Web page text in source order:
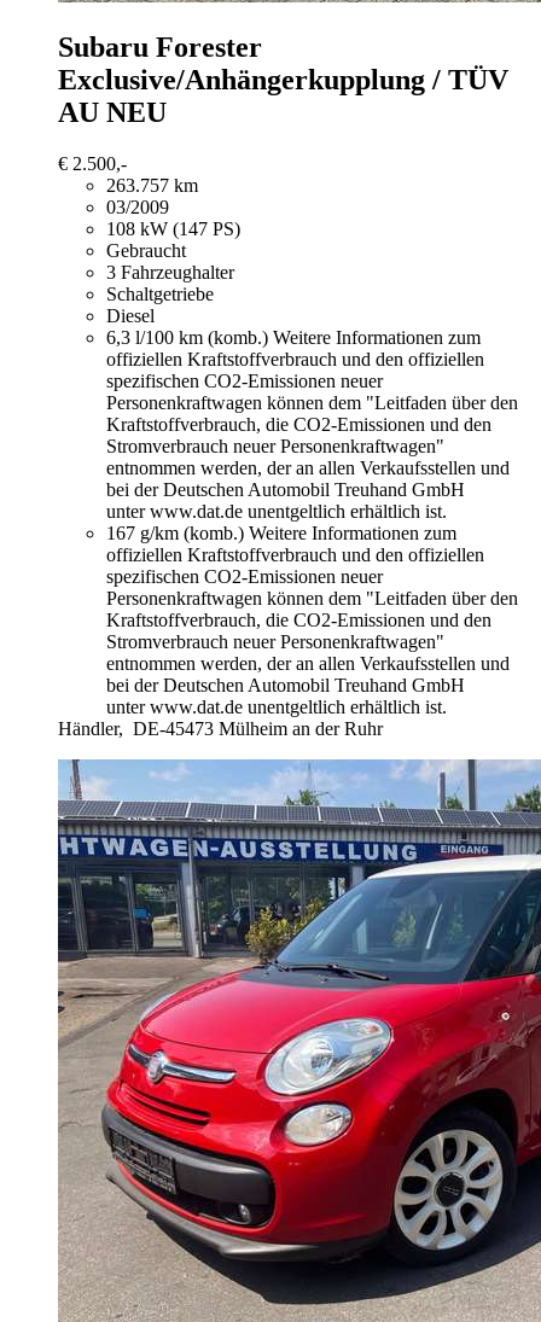
Subaru Forester
Exclusive/Anhängerkupplung / TÜV
AU NEU
€ 2.500,-
263.757 km
03/2009
108 kW (147 PS)
Gebraucht
3 Fahrzeughalter
Schaltgetriebe
Diesel
6,3 l/100 km (komb.) Weitere Informationen zum
offiziellen Kraftstoffverbrauch und den offiziellen
spezifischen CO2-Emissionen neuer
Personenkraftwagen können dem "Leitfaden über den
Kraftstoffverbrauch, die CO2-Emissionen und den
Stromverbrauch neuer Personenkraftwagen"
entnommen werden, der an allen Verkaufsstellen und
bei der Deutschen Automobil Treuhand GmbH
unter www.dat.de unentgeltlich erhältlich ist.
167 g/km (komb.) Weitere Informationen zum
offiziellen Kraftstoffverbrauch und den offiziellen
spezifischen CO2-Emissionen neuer
Personenkraftwagen können dem "Leitfaden über den
Kraftstoffverbrauch, die CO2-Emissionen und den
Stromverbrauch neuer Personenkraftwagen"
entnommen werden, der an allen Verkaufsstellen und
bei der Deutschen Automobil Treuhand GmbH
unter www.dat.de unentgeltlich erhältlich ist.
Händler, DE-45473 Mülheim an der Ruhr